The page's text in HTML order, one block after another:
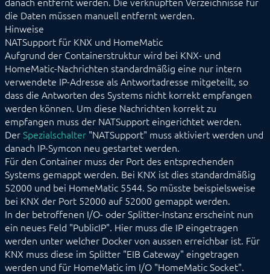
die Daten müssen manuell entfernt werden.
Hinweise
NATSupport für KNX und HomeMatic
Aufgrund der Containerstruktur wird bei KNX- und
HomeMatic-Nachrichten standardmäßig eine nur intern
verwendete IP-Adresse als Antwortadresse mitgeteilt, so
dass die Antworten des Systems nicht korrekt empfangen
werden können. Um diese Nachrichten korrekt zu
empfangen muss der NATSupport eingerichtet werden.
DerSpezialschalter "NATSupport" muss aktiviert werden und
danach IP-Symcon neu gestartet werden.
Für den Container muss der Port des entsprechenden
Systems gemappt werden. Bei KNX ist dies standardmäßig
52000 und bei HomeMatic 5544. So müsste beispielsweise
bei KNX der Port 52000 auf 52000 gemappt werden.
In der betroffenen I/O- oder Splitter-Instanz erscheint nun
ein neues Feld "PublicIP". Hier muss die IP eingetragen
werden unter welcher Docker von aussen erreichbar ist. Für
KNX muss diese im Splitter "EIB Gateway" eingetragen
werden und für HomeMatic im I/O "HomeMatic Socket".